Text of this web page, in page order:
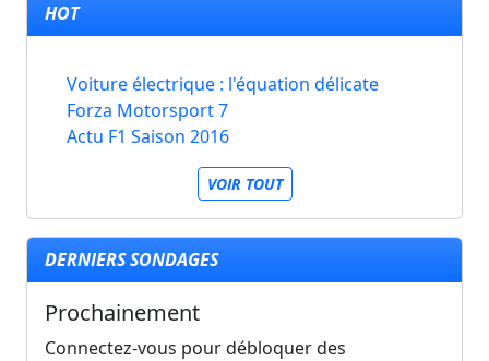
HOT
Voiture électrique : l'équation délicate
Forza Motorsport 7
Actu F1 Saison 2016
VOIR TOUT
DERNIERS SONDAGES
Prochainement
Connectez-vous pour débloquer des